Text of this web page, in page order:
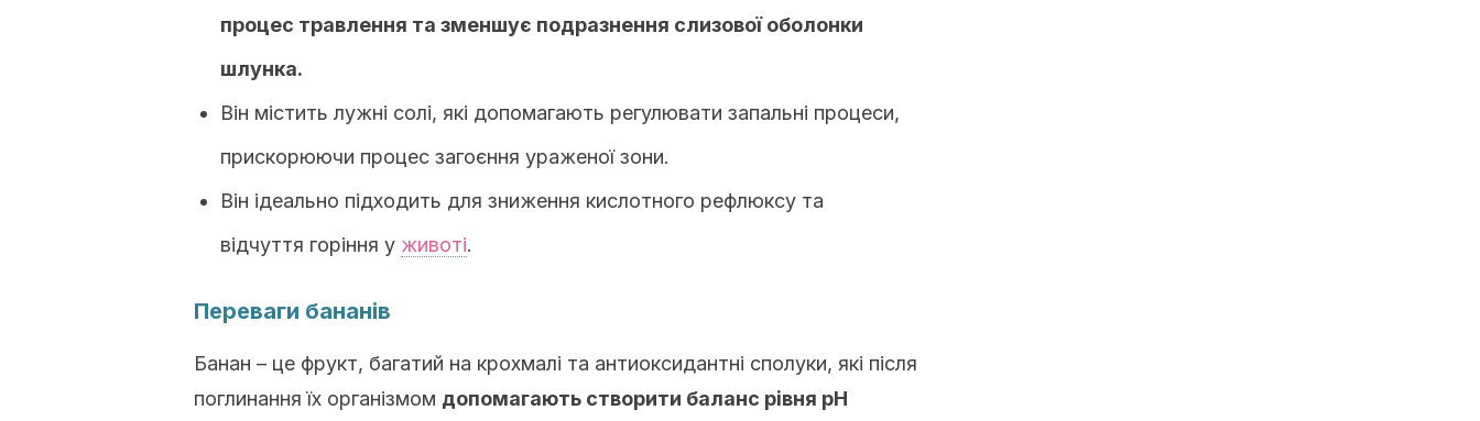
процес травлення та зменшує подразнення слизової оболонки
шлунка.
Він містить лужні солі, які допомагають регулювати запальні процеси,
прискорюючи процес загоєння ураженої зони.
Він ідеально підходить для зниження кислотного рефлюксу та
відчуття горіння у животі.
Переваги бананів
Банан – це фрукт, багатий на крохмалі та антиоксидантні сполуки, які після
поглинання їх організмом допомагають створити баланс рівня рН